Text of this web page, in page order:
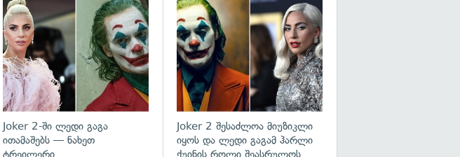
გადახედვა გადახედვა
Joker 2-ში ლედი გაგა
ითამაშებს — ნახეთ
ტრეილერი
Joker 2 შესაძლოა მიუზიკლი
იყოს და ლედი გაგამ ჰარლი
ქუინის როლი შეასრულოს